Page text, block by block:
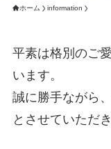
ホーム information
平素は格別のご
います。
誠に勝手ながら
とさせていただき